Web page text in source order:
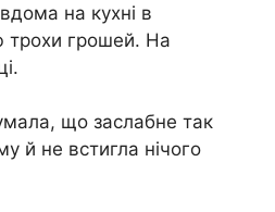
на кухні в
трохи грошей. На
що заслабне так
й не встигла нічого